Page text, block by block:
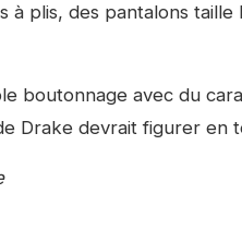
à plis, des pantalons
boutonnage avec du
Drake devrait figurer en